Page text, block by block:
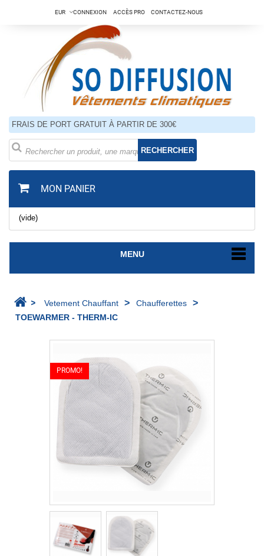
EUR CONNEXION ACCÈS PRO CONTACTEZ-NOUS
FRAIS DE PORT GRATUIT À PARTIR DE 300€
RECHERCHER
MON PANIER
(vide)
MENU
> Vetement Chauffant > Chaufferettes >
TOEWARMER - THERM-IC
PROMO!